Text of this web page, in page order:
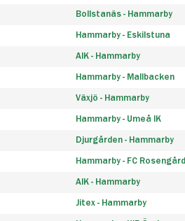
Bollstanäs - Hammarby
Hammarby - Eskilstuna
AIK - Hammarby
Hammarby - Mallbacken
Växjö - Hammarby
Hammarby - Umeå IK
Djurgården - Hammarby
Hammarby - FC Rosengård
AIK - Hammarby
Jitex - Hammarby